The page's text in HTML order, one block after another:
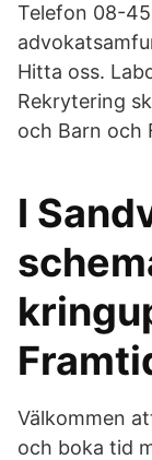
Telefon 08-
Hitta oss.
Rekrytering
och Barn och
I
Välkommen
och boka tid